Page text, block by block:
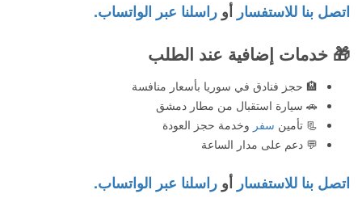
اتصل بنا للاستفسار أو راسلنا عبر الواتساب.
🎁 خدمات إضافية عند الطلب
🏨 حجز فنادق في سوريا بأسعار منافسة
🚗 سيارة استقبال من مطار دمشق
📃 تأمين سفر وخدمة حجز العودة
💬 دعم على مدار الساعة
اتصل بنا للاستفسار أو راسلنا عبر الواتساب.